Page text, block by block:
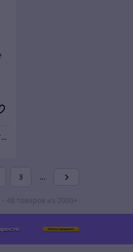
Частное предприятие "Сибалок"
3 ...
48 товаров из 2000+